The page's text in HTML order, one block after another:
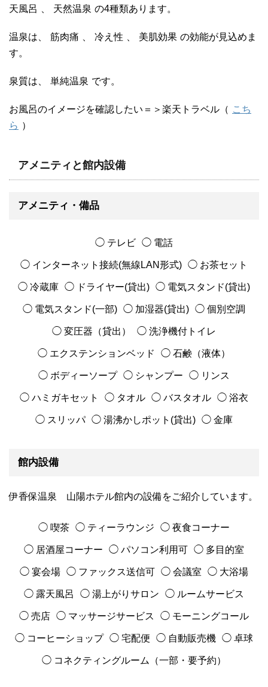
天風呂 、 天然温泉 の4種類あります。
温泉は、 筋肉痛 、 冷え性 、 美肌効果 の効能が見込めま
す。
泉質は、 単純温泉 です。
お風呂のイメージを確認したい＝＞楽天トラベル（ こち
ら ）
アメニティと館内設備
アメニティ・備品
◯ テレビ ◯ 電話
◯ インターネット接続(無線LAN形式) ◯ お茶セット
◯ 冷蔵庫 ◯ ドライヤー(貸出) ◯ 電気スタンド(貸出)
◯ 電気スタンド(一部) ◯ 加湿器(貸出) ◯ 個別空調
◯ 変圧器（貸出） ◯ 洗浄機付トイレ
◯ エクステンションベッド ◯ 石鹸（液体）
◯ ボディーソープ ◯ シャンプー ◯ リンス
◯ ハミガキセット ◯ タオル ◯ バスタオル ◯ 浴衣
◯ スリッパ ◯ 湯沸かしポット(貸出) ◯ 金庫
館内設備
伊香保温泉 山陽ホテル館内の設備をご紹介しています。
◯ 喫茶 ◯ ティーラウンジ ◯ 夜食コーナー
◯ 居酒屋コーナー ◯ パソコン利用可 ◯ 多目的室
◯ 宴会場 ◯ ファックス送信可 ◯ 会議室 ◯ 大浴場
◯ 露天風呂 ◯ 湯上がりサロン ◯ ルームサービス
◯ 売店 ◯ マッサージサービス ◯ モーニングコール
◯ コーヒーショップ ◯ 宅配便 ◯ 自動販売機 ◯ 卓球
◯ コネクティングルーム（一部・要予約）